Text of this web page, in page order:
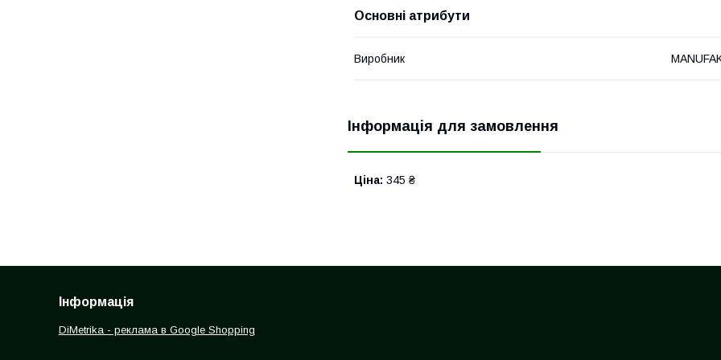
Основні атрибути
Виробник
Інформація для замовлення
Ціна: 345 ₴
Інформація
DiMetrika - реклама в Google Shopping